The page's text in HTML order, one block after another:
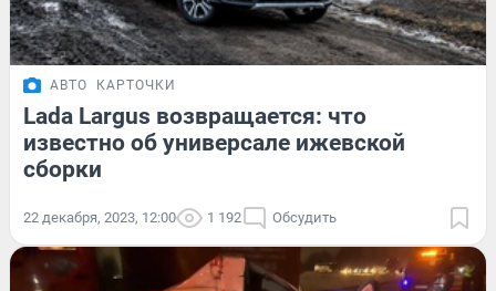
АВТО КАРТОЧКИ
Lada Largus возвращается: что
известно об универсале ижевской
сборки
22 декабря, 2023, 12:00 1 192 Обсудить